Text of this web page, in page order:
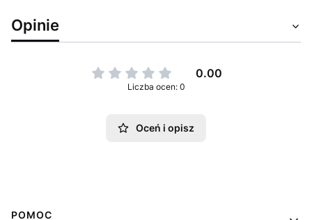
Opinie
0.00
Liczba ocen: 0
Oceń i opisz
POMOC